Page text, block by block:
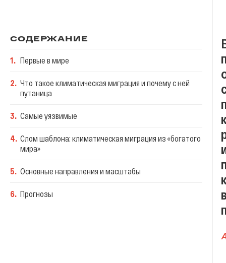
СОДЕРЖАНИЕ
1. Первые в мире
2. Что такое климатическая миграция и почему с ней
путаница
3. Самые уязвимые
4. Слом шаблона: климатическая миграция из «богатого
мира»
5. Основные направления и масштабы
6. Прогнозы